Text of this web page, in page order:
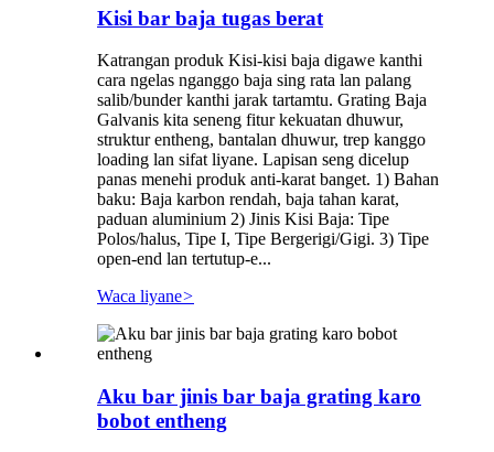
Kisi bar baja tugas berat
Katrangan produk Kisi-kisi baja digawe kanthi
cara ngelas nganggo baja sing rata lan palang
salib/bunder kanthi jarak tartamtu. Grating Baja
Galvanis kita seneng fitur kekuatan dhuwur,
struktur entheng, bantalan dhuwur, trep kanggo
loading lan sifat liyane. Lapisan seng dicelup
panas menehi produk anti-karat banget. 1) Bahan
baku: Baja karbon rendah, baja tahan karat,
paduan aluminium 2) Jinis Kisi Baja: Tipe
Polos/halus, Tipe I, Tipe Bergerigi/Gigi. 3) Tipe
open-end lan tertutup-e...
Waca liyane>
Aku bar jinis bar baja grating karo
bobot entheng